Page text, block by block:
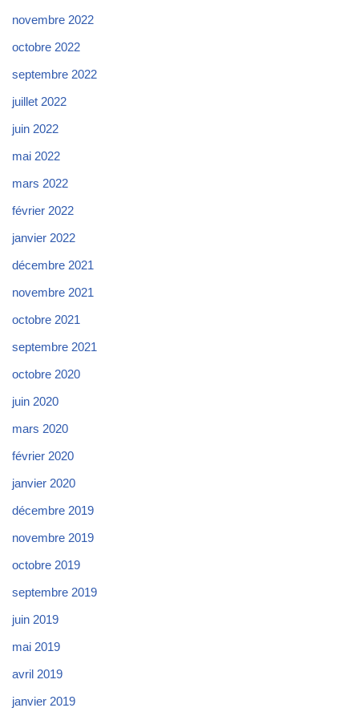
novembre 2022
octobre 2022
septembre 2022
juillet 2022
juin 2022
mai 2022
mars 2022
février 2022
janvier 2022
décembre 2021
novembre 2021
octobre 2021
septembre 2021
octobre 2020
juin 2020
mars 2020
février 2020
janvier 2020
décembre 2019
novembre 2019
octobre 2019
septembre 2019
juin 2019
mai 2019
avril 2019
janvier 2019